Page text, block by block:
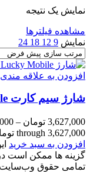
نمایش یک نتیجه
مشاهده فیلترها
نمایش 9
12
18
24
افزودن به علاقه مندی
شارژ سیم کارت Lucky Mobile کانادا
3,627,000 تومان –
through 3,627,000 تومان
افزودن به سبد خرید
گزینه ها ممکن است
تمامی حقوق